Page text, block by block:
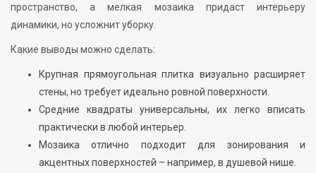
пространство, а мелкая мозаика придаст интерьеру
динамики, но усложнит уборку.
Какие выводы можно сделать:
Крупная прямоугольная плитка визуально расширяет
стены, но требует идеально ровной поверхности.
Средние квадраты универсальны, их легко вписать
практически в любой интерьер.
Мозаика отлично подходит для зонирования и
акцентных поверхностей – например, в душевой нише.